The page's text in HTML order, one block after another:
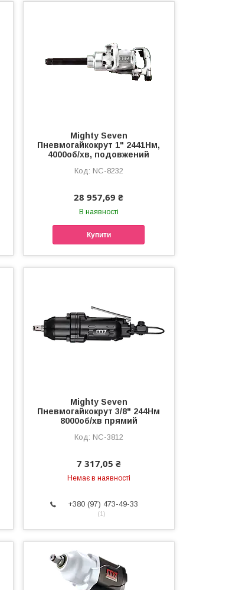
Mighty Seven
Пневмогайкокрут 1" 2441Нм,
4000об/хв, подовжений
NC-8232
28 957,69 ₴
В наявності
Купити
Mighty Seven
Пневмогайкокрут 3/8" 244Нм
8000об/хв прямий
NC-3812
7 317,05 ₴
Немає в наявності
+380 (97) 473-49-33
1